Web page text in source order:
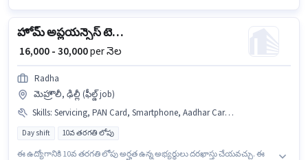
హోమ్ అప్లయన్సెస్ టెక్నీషియన్
₹ 16,000 - 30,000per నెల
Radha
మెహ్రౌలీ, ఢిల్లీ (ఫీల్డ్ job)
Skills: Servicing, PAN Card, Smartphone, Aadhar Card, Repairing, Bike, 2-Wheeler Driving Licence, Installation
Day shift 10వ తరగతి లోపు
ఈ ఉద్యోగానికి 10వ తరగతి లోపు అర్హత ఉన్న అభ్యర్థులు దరఖాస్తు చేయవచ్చు. ఈ